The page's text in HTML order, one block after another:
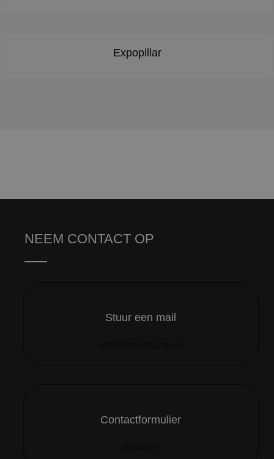
Expopillar
NEEM CONTACT OP
Stuur een mail
Contactformulier